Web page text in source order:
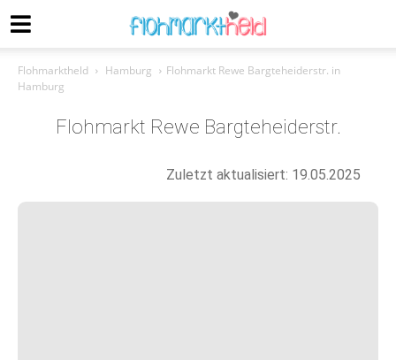
Flohmarktheld Hamburg
Flohmarkt Rewe Bargteheiderstr. in
Hamburg
Flohmarkt Rewe Bargteheiderstr.
Zuletzt aktualisiert: 19.05.2025